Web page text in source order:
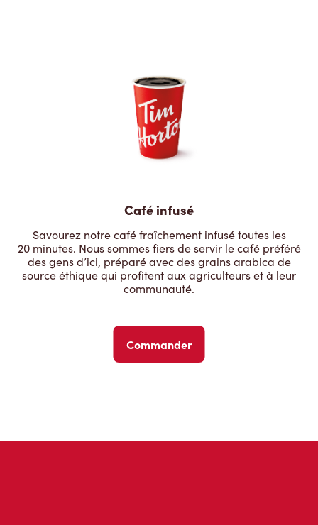
Café infusé
Savourez notre café fraîchement infusé toutes les
20 minutes. Nous sommes fiers de servir le café préféré
des gens d’ici, préparé avec des grains arabica de
source éthique qui profitent aux agriculteurs et à leur
communauté.
Commander